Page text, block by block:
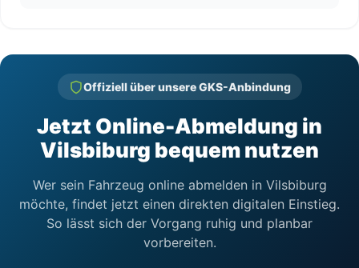
Offiziell über unsere GKS-Anbindung
Jetzt Online-Abmeldung in
Vilsbiburg bequem nutzen
Wer sein Fahrzeug online abmelden in Vilsbiburg
möchte, findet jetzt einen direkten digitalen Einstieg.
So lässt sich der Vorgang ruhig und planbar
vorbereiten.